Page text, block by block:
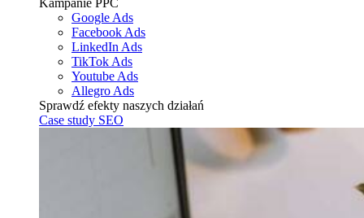
Kampanie PPC
Google Ads
Facebook Ads
LinkedIn Ads
TikTok Ads
Youtube Ads
Allegro Ads
Sprawdź efekty naszych działań
Case study SEO